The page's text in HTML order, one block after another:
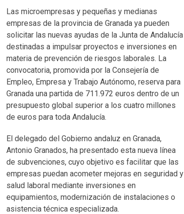
Las microempresas y pequeñas y medianas
empresas de la provincia de Granada ya pueden
solicitar las nuevas ayudas de la Junta de Andalucía
destinadas a impulsar proyectos e inversiones en
materia de prevención de riesgos laborales. La
convocatoria, promovida por la Consejería de
Empleo, Empresa y Trabajo Autónomo, reserva para
Granada una partida de 711.972 euros dentro de un
presupuesto global superior a los cuatro millones
de euros para toda Andalucía.
El delegado del Gobierno andaluz en Granada,
Antonio Granados, ha presentado esta nueva línea
de subvenciones, cuyo objetivo es facilitar que las
empresas puedan acometer mejoras en seguridad y
salud laboral mediante inversiones en
equipamientos, modernización de instalaciones o
asistencia técnica especializada.